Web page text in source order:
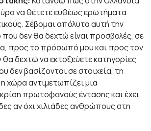
να θέτετε ευθέως ερωτήματα
Σέβομαι απόλυτα αυτή την
δεν θα δεχτώ είναι προσβολές, σε
προς το πρόσωπό μου και προς τον
θα δεχτώ να εκτοξεύετε κατηγορίες
δεν βασίζονται σε στοιχεία, τη
χώρα αντιμετωπίζει μια
πρωτοφανούς έντασης και έχει
αν όχι χιλιάδες ανθρώπους στη